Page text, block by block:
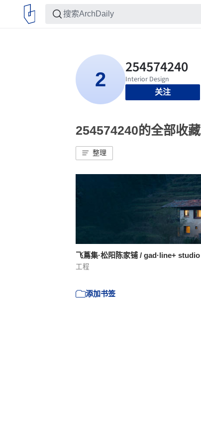
关注
254574240的全部收藏
整理
飞蔦集·松阳陈家铺 / gad·line+ studio
工程
添加书签